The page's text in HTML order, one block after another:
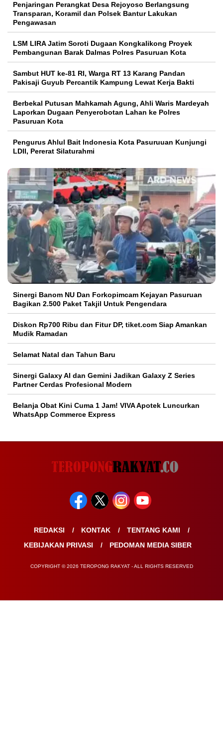
Penjaringan Perangkat Desa Rejoyoso Berlangsung
Transparan, Koramil dan Polsek Bantur Lakukan
Pengawasan
LSM LIRA Jatim Soroti Dugaan Kongkalikong Proyek
Pembangunan Barak Dalmas Polres Pasuruan Kota
Sambut HUT ke-81 RI, Warga RT 13 Karang Pandan
Pakisaji Guyub Percantik Kampung Lewat Kerja Bakti
Berbekal Putusan Mahkamah Agung, Ahli Waris Mardeyah
Laporkan Dugaan Penyerobotan Lahan ke Polres
Pasuruan Kota
Pengurus Ahlul Bait Indonesia Kota Pasuruuan Kunjungi
LDII, Pererat Silaturahmi
Sinergi Banom NU Dan Forkopimcam Kejayan Pasuruan
Bagikan 2.500 Paket Takjil Untuk Pengendara
Diskon Rp700 Ribu dan Fitur DP, tiket.com Siap Amankan
Mudik Ramadan
Selamat Natal dan Tahun Baru
Sinergi Galaxy AI dan Gemini Jadikan Galaxy Z Series
Partner Cerdas Profesional Modern
Belanja Obat Kini Cuma 1 Jam! VIVA Apotek Luncurkan
WhatsApp Commerce Express
REDAKSI KONTAK
TENTANG KAMI
KEBIJAKAN PRIVASI
PEDOMAN MEDIA SIBER
COPYRIGHT © 2026 TEROPONG RAKYAT - ALL RIGHTS RESERVED